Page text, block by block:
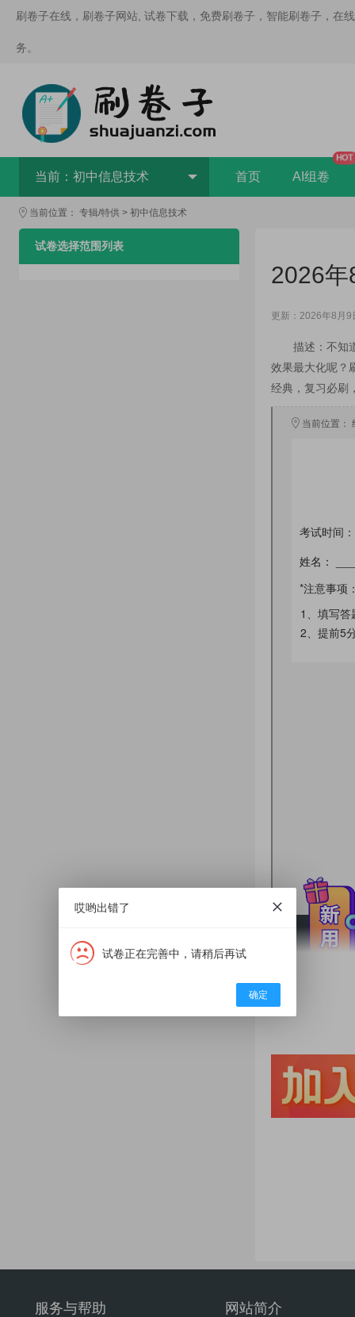
刷卷子在线，刷卷子网站, 试卷下载，免费刷卷子，智能刷卷子，在
务。
当前： 初中信息技术 首页 AI组卷
HOT
当前位置： 专辑/特供 > 初中信息技术
试卷选择范围列表
2026年
更新：2026年8月9
描述：不知
效果最大化呢？
经典，复习必刷
服务与帮助 网站简介
哎哟出错了
试卷正在完善中，请稍后再试
确定